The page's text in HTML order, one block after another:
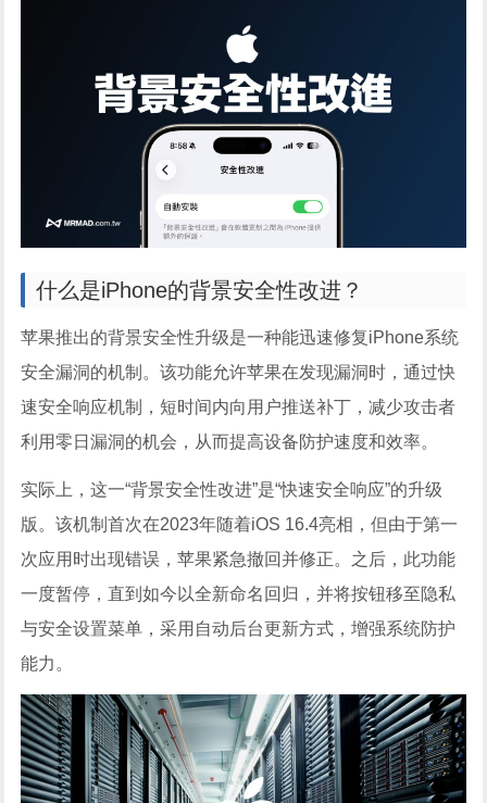
什么是iPhone的背景安全性改进？
苹果推出的背景安全性升级是一种能迅速修复iPhone系统
安全漏洞的机制。该功能允许苹果在发现漏洞时，通过快
速安全响应机制，短时间内向用户推送补丁，减少攻击者
利用零日漏洞的机会，从而提高设备防护速度和效率。
实际上，这一“背景安全性改进”是“快速安全响应”的升级
版。该机制首次在2023年随着iOS 16.4亮相，但由于第一
次应用时出现错误，苹果紧急撤回并修正。之后，此功能
一度暂停，直到如今以全新命名回归，并将按钮移至隐私
与安全设置菜单，采用自动后台更新方式，增强系统防护
能力。